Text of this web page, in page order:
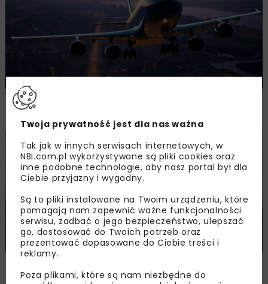
Orlen stawia na produkcję syntetycznych
paliw lotniczych i zeroemisyjny wodór
KOLEJ WIADOMOŚCI
ograniczeniu uciążliwości akustycznych
Twoja prywatność jest dla nas ważna
Tak jak w innych serwisach internetowych, w
NBI.com.pl wykorzystywane są pliki cookies oraz
inne podobne technologie, aby nasz portal był dla
Ciebie przyjazny i wygodny.
Są to pliki instalowane na Twoim urządzeniu, które
pomagają nam zapewnić ważne funkcjonalności
serwisu, zadbać o jego bezpieczeństwo, ulepszać
go, dostosować do Twoich potrzeb oraz
prezentować dopasowane do Ciebie treści i
reklamy.
Poza plikami, które są nam niezbędne do